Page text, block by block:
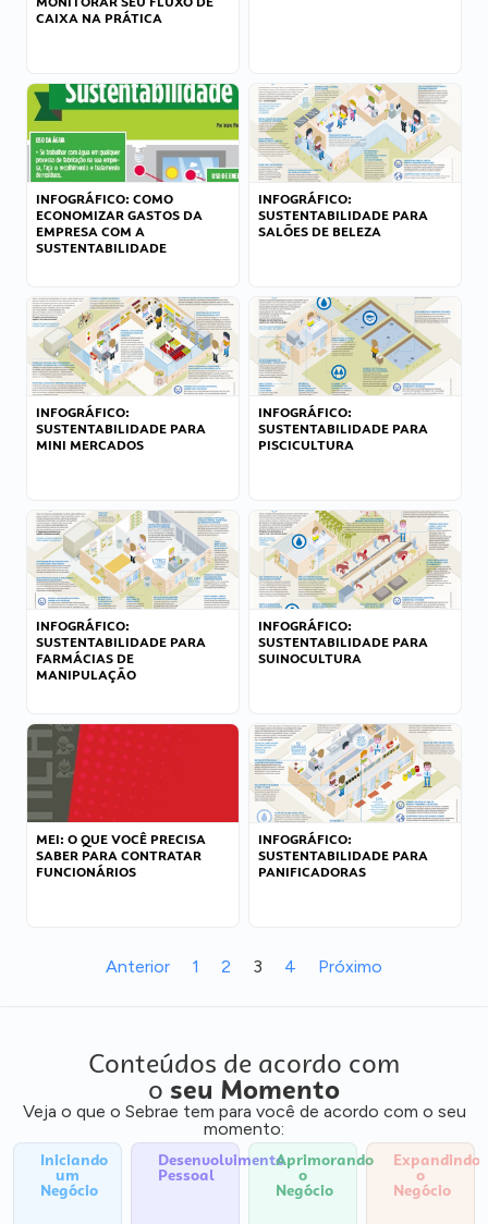
CAIXA NA PRÁTICA
INFOGRÁFICO: COMO
ECONOMIZAR GASTOS DA
EMPRESA COM A
SUSTENTABILIDADE
INFOGRÁFICO:
SUSTENTABILIDADE PARA
SALÕES DE BELEZA
INFOGRÁFICO:
SUSTENTABILIDADE PARA
MINI MERCADOS
INFOGRÁFICO:
SUSTENTABILIDADE PARA
PISCICULTURA
INFOGRÁFICO:
SUSTENTABILIDADE PARA
FARMÁCIAS DE
MANIPULAÇÃO
INFOGRÁFICO:
SUSTENTABILIDADE PARA
SUINOCULTURA
MEI: O QUE VOCÊ PRECISA
SABER PARA CONTRATAR
FUNCIONÁRIOS
INFOGRÁFICO:
SUSTENTABILIDADE PARA
PANIFICADORAS
Anterior 1 2 3 4 Próximo
Conteúdos de acordo com
o seu Momento
Veja o que o Sebrae tem para você de acordo com o seu
momento:
Iniciando
um
Negócio
Desenvolvimento
Pessoal
Aprimorando
o
Negócio
Expandindo
o
Negócio